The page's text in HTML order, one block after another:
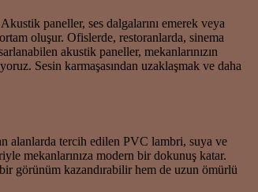
paneller, ses dalgalarını emerek veya
oluşur. Ofislerde, restoranlarda, sinema
akustik paneller, mekanlarınızın
Sesin karmaşasından uzaklaşmak ve daha
alanlarda tercih edilen PVC lambri, suya ve
mekanlarınıza modern bir dokunuş katar.
görünüm kazandırabilir hem de uzun ömürlü